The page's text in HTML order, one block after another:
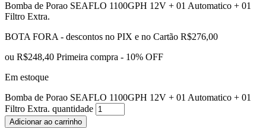
Bomba de Porao SEAFLO 1100GPH 12V + 01 Automatico + 01
Filtro Extra.
BOTA FORA - descontos no PIX e no Cartão R$276,00
ou R$248,40 Primeira compra - 10% OFF
Em estoque
Bomba de Porao SEAFLO 1100GPH 12V + 01 Automatico + 01
Filtro Extra. quantidade
Adicionar ao carrinho